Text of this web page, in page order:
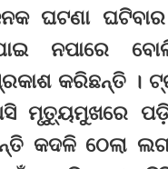
ଘଟଣା
ନପାରେ
କରିଛନ୍ତି ।
ମୃତ୍ୟୁମୁଖରେ
କଦଳି ଠେଲା